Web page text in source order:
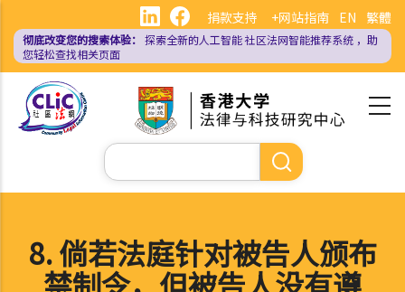
主
EN 繁體
捐款支持 +网站指南
彻底改变您的搜索体验： 探索全新的人工智能社区法网智能推荐系统 ，助
您轻松查找相关页面
搜
索
8. 倘若法庭针对被告人颁布
禁制令，但被告人没有遵